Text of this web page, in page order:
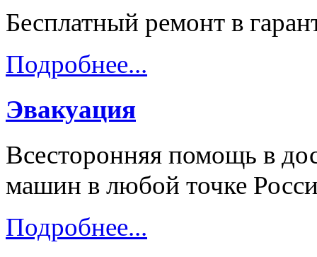
Бесплатный ремонт в
Подробнее...
Эвакуация
Всесторонняя помощь в
машин в любой точке
Подробнее...